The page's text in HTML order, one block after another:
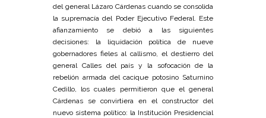
del general Lázaro Cárdenas cuando se consolida
la supremacía del Poder Ejecutivo Federal. Este
afianzamiento se debió a las siguientes
decisiones: la liquidación política de nueve
gobernadores fieles al callismo, el destierro del
general Calles del país y la sofocación de la
rebelión armada del cacique potosino Saturnino
Cedillo, los cuales permitieron que el general
Cárdenas se convirtiera en el constructor del
nuevo sistema político: la Institución Presidencial